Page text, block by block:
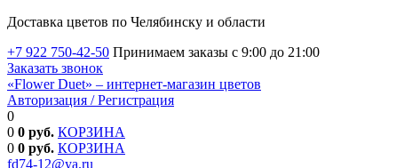
Доставка цветов по Челябинску и области
+7 922 750-42-50 Принимаем заказы с 9:00 до 21:00
Заказать звонок
«Flower Duet» – интернет-магазин цветов
Авторизация / Регистрация
0
0 0 руб. КОРЗИНА
0 0 руб. КОРЗИНА
fd74-12@ya.ru